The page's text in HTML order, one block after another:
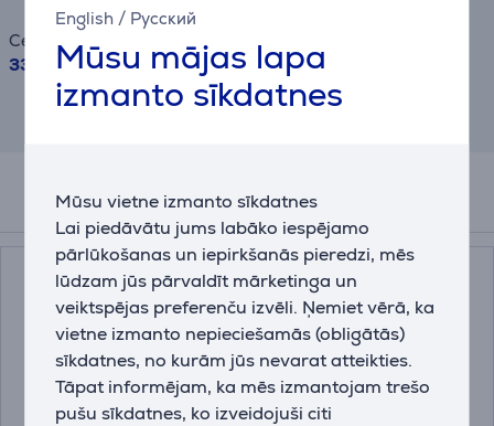
English / Русский
Mūsu mājas lapa
izmanto sīkdatnes
Mūsu vietne izmanto sīkdatnes
Lai piedāvātu jums labāko iespējamo
pārlūkošanas un iepirkšanās pieredzi, mēs
lūdzam jūs pārvaldīt mārketinga un
veiktspējas preferenču izvēli. Ņemiet vērā, ka
vietne izmanto nepieciešamās (obligātās)
sīkdatnes, no kurām jūs nevarat atteikties.
Tāpat informējam, ka mēs izmantojam trešo
pušu sīkdatnes, ko izveidojuši citi
Cena
339.99 €
Rezultāts ir informatīvs un veikts,
Papildus aksesuāri